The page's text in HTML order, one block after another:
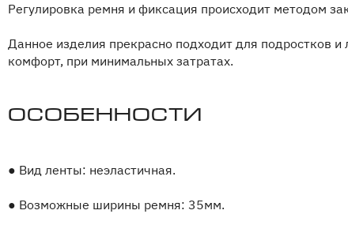
Регулировка ремня и фиксация происходит методом
Данное изделия прекрасно подходит для подростков
комфорт, при минимальных затратах.
Особенности
● Вид ленты: неэластичная.
● Возможные ширины ремня: 35мм.